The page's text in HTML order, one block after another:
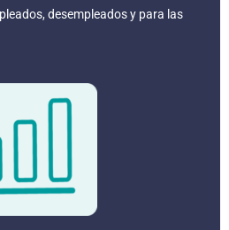
desempleados y para las